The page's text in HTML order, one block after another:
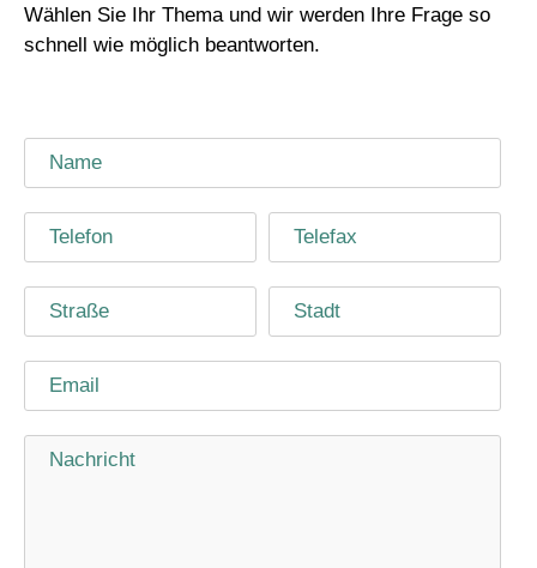
Wählen Sie Ihr Thema und wir werden Ihre Frage so
schnell wie möglich beantworten.